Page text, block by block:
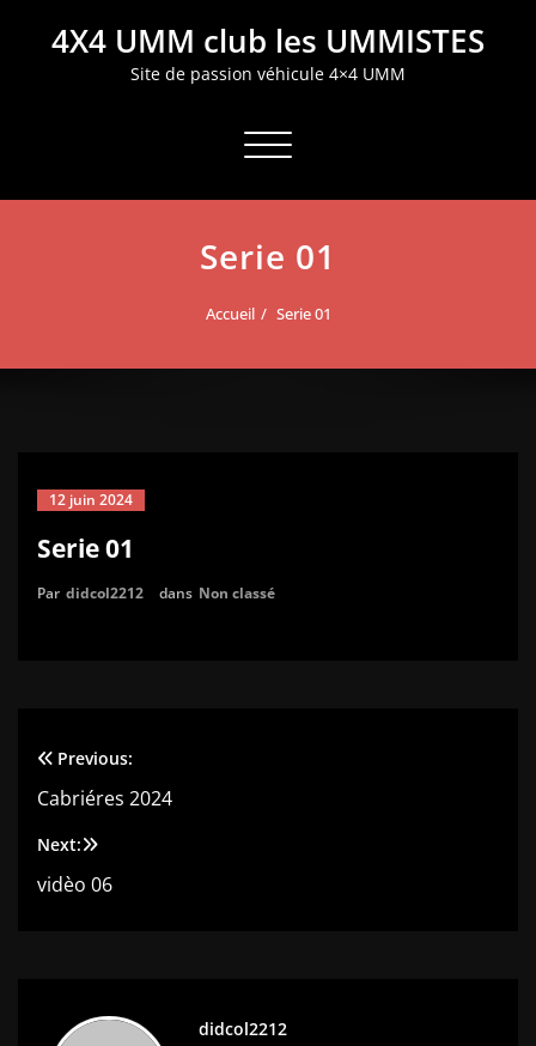
4X4 UMM club les UMMISTES
Site de passion véhicule 4×4 UMM
Afficher/masquer la navigation
Serie 01
Accueil Serie 01
12 juin 2024
Serie 01
Par didcol2212 dans Non classé
Navigation
de
l’article
Previous:
Cabriéres 2024
Next:
vidèo 06
didcol2212